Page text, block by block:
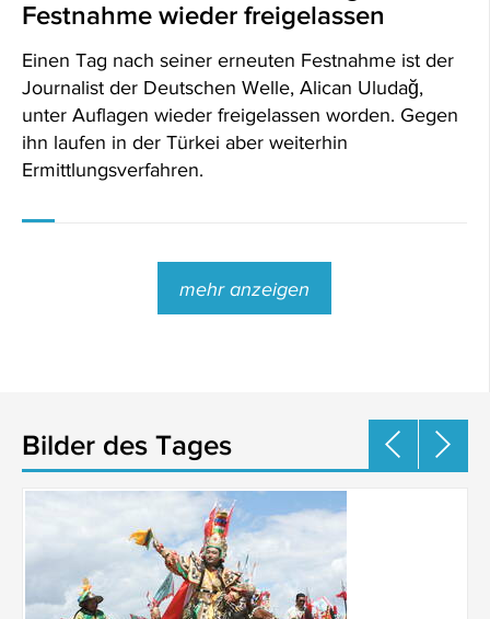
Festnahme wieder freigelassen
Einen Tag nach seiner erneuten Festnahme ist der
Journalist der Deutschen Welle, Alican Uludağ,
unter Auflagen wieder freigelassen worden. Gegen
ihn laufen in der Türkei aber weiterhin
Ermittlungsverfahren.
mehr anzeigen
Bilder des Tages